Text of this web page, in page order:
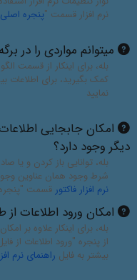
نرم افزار قسمت "پنجره اصلی
میتوانم مواردی را در
بله، برای اینکار از قسمت
کمک بگیرید، برای اطلاعات
نمایید
امکان جابجایی
دیگر وجود دارد؟
بله، توانایی باز کردن و یا
شرط وجود همان عناوین وجود
نرم افزار فاکتور قسمت
امکان ورود اطلاعات
بله، برای اینکار علاوه بر
از پنجره "ورود اطلاعات از
بیشتر به فایل راهنمای نرم